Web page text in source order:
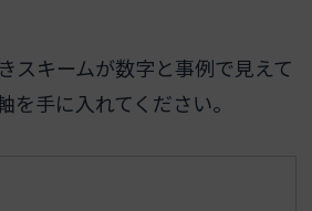
スキームが数字と事例で見えて
手に入れてください。